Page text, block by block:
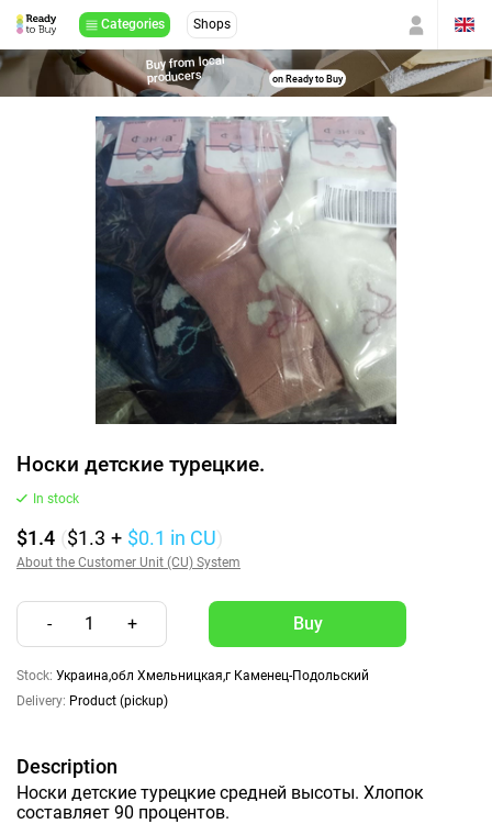
Categories Shops
Buy from local
producers on Ready to Buy
Носки детские турецкие.
In stock
$1.4 ($1.3 + $0.1 in CU)
About the Customer Unit (CU) System
- 1 +
Stock: Украина,обл Хмельницкая,г Каменец-Подольский
Delivery: Product (pickup)
Description
Носки детские турецкие средней высоты. Хлопок
составляет 90 процентов.